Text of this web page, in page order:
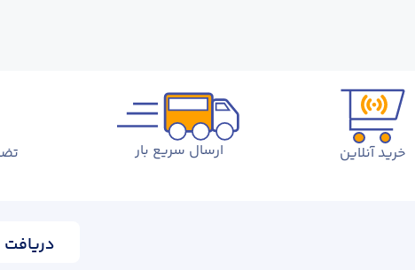
خرید آنلاین ارسال سریع بار
دریافت